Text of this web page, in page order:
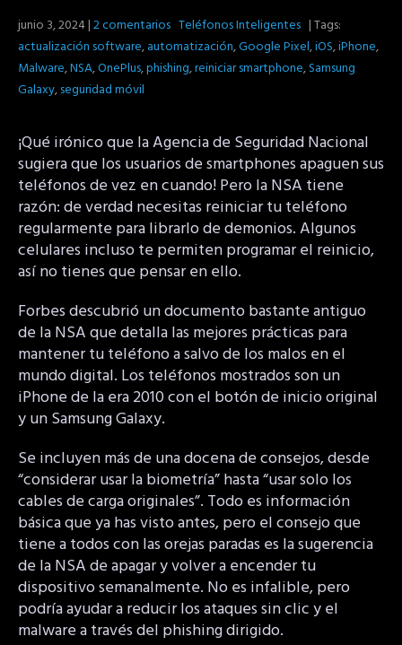
junio 3, 2024|2 comentarios Teléfonos Inteligentes | Tags:
actualización software,automatización,Google Pixel,iOS,iPhone,
Malware,NSA,OnePlus,phishing,reiniciar smartphone,Samsung
Galaxy,seguridad móvil
¡Qué irónico que la Agencia de Seguridad Nacional
sugiera que los usuarios de smartphones apaguen sus
teléfonos de vez en cuando! Pero la NSA tiene
razón: de verdad necesitas reiniciar tu teléfono
regularmente para librarlo de demonios. Algunos
celulares incluso te permiten programar el reinicio,
así no tienes que pensar en ello.
Forbes descubrió un documento bastante antiguo
de la NSA que detalla las mejores prácticas para
mantener tu teléfono a salvo de los malos en el
mundo digital. Los teléfonos mostrados son un
iPhone de la era 2010 con el botón de inicio original
y un Samsung Galaxy.
Se incluyen más de una docena de consejos, desde
“considerar usar la biometría” hasta “usar solo los
cables de carga originales”. Todo es información
básica que ya has visto antes, pero el consejo que
tiene a todos con las orejas paradas es la sugerencia
de la NSA de apagar y volver a encender tu
dispositivo semanalmente. No es infalible, pero
podría ayudar a reducir los ataques sin clic y el
malware a través del phishing dirigido.